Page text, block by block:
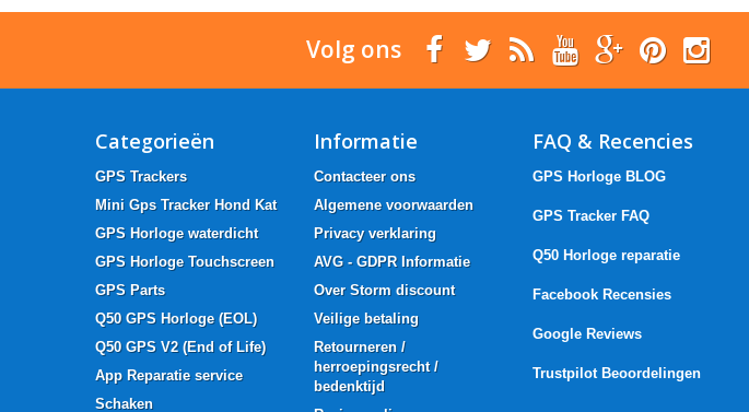
Volg ons
Categorieën
GPS Trackers
Mini Gps Tracker Hond Kat
GPS Horloge waterdicht
GPS Horloge Touchscreen
GPS Parts
Q50 GPS Horloge (EOL)
Q50 GPS V2 (End of Life)
App Reparatie service
Schaken
Informatie
Contacteer ons
Algemene voorwaarden
Privacy verklaring
AVG - GDPR Informatie
Over Storm discount
Veilige betaling
Retourneren /
herroepingsrecht /
bedenktijd
FAQ & Recencies
GPS Horloge BLOG
GPS Tracker FAQ
Q50 Horloge reparatie
Facebook Recensies
Google Reviews
Trustpilot Beoordelingen